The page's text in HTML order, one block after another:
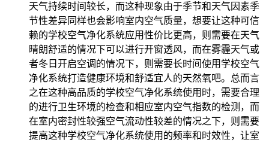
天气持续时间较长，而这种现象由于季节和天气因素季
节性差异同样也会影响室内空气质量，想要让这种可信
赖的学校空气净化系统应用性价比更高，则需要在天气
晴朗舒适的情况下可以进行开窗透风，而在雾霾天气或
者冬日开启空调的情况下，则需要长时间使用学校空气
净化系统打造健康环境和舒适宜人的天然氧吧。总而言
之在这种高品质的学校空气净化系统使用时，需要合理
的进行卫生环境的检查和相应室内空气指数的检测，而
在室内密封性较强空气流动性较差的情况之下，则需要
提高这种学校空气净化系统使用的频率和时效性，让室